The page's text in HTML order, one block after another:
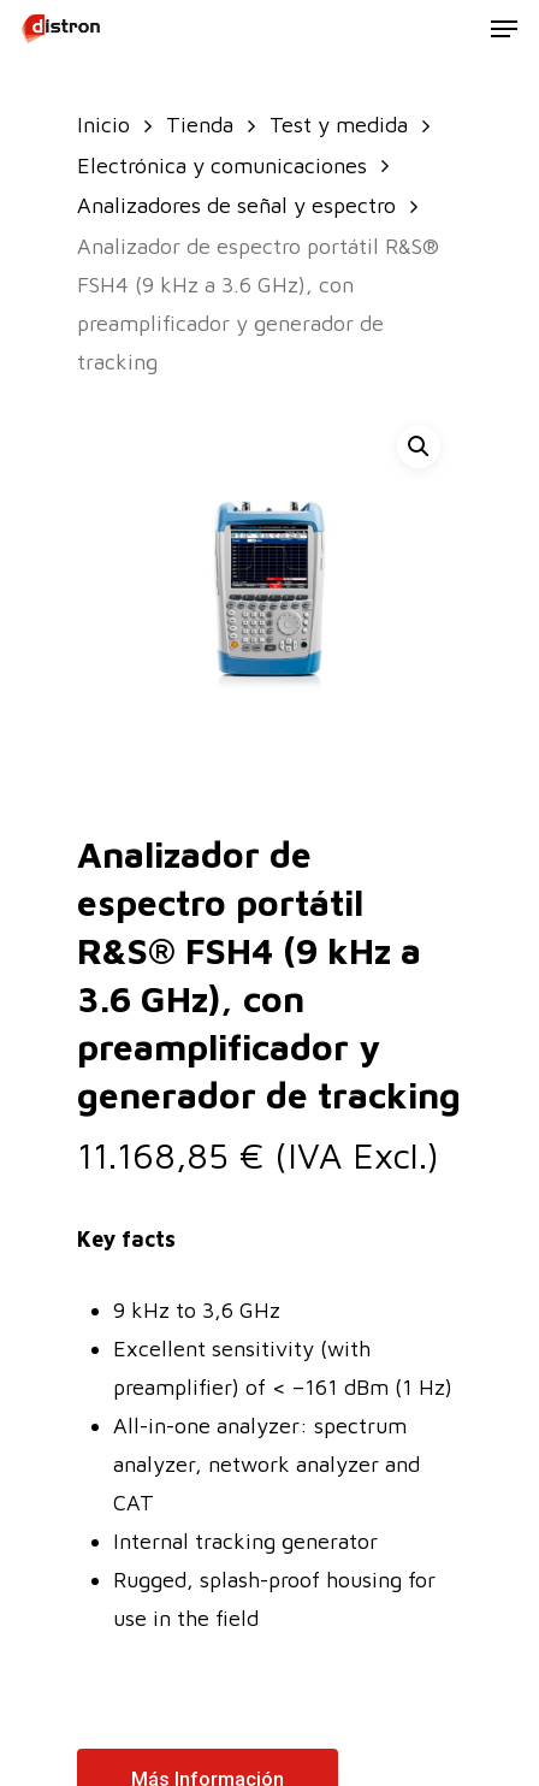
Skip
Inicio Tienda
Test y medida
Electrónica y comunicaciones
Analizadores de señal y espectro
Analizador de espectro portátil R&S®
FSH4 (9 kHz a 3.6 GHz), con
preamplificador y generador de
tracking
Analizador de
espectro portátil
R&S® FSH4 (9 kHz a
3.6 GHz), con
preamplificador y
generador de tracking
11.168,85 € (IVA Excl.)
Key facts
9 kHz to 3,6 GHz
Excellent sensitivity (with
preamplifier) of < –161 dBm (1 Hz)
All-in-one analyzer: spectrum
analyzer, network analyzer and
CAT
Internal tracking generator
Rugged, splash-proof housing for
use in the field
Más Información